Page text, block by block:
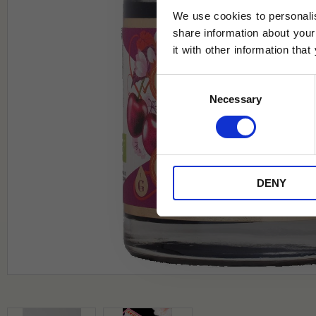
We use cookies to
share information about
it with other information that
Selection
Necessary
DENY
Jag samtycker till Tehuset Javas
* Rabatten gäller endast online på
på ordinarie priser och kan ej